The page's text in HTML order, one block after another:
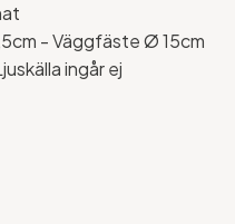
- Väggfäste Ø 15cm
ingår ej